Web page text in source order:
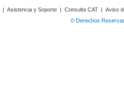
| Asistencia y Soporte | Consulta CAT | Aviso
© Derechos